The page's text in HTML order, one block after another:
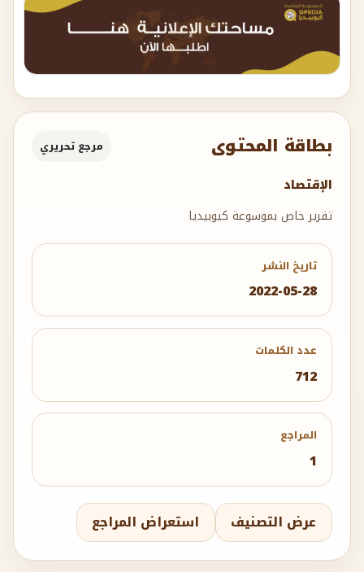
بطاقة المحتوى مرجع تحريري
الإقتصاد
تقرير خاص بموسوعة كيوبيديا
تاريخ النشر
2022-05-28
عدد الكلمات
712
المراجع
1
عرض التصنيف استعراض المراجع